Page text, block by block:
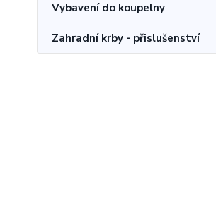
Vybavení do koupelny
Zahradní krby - přislušenství